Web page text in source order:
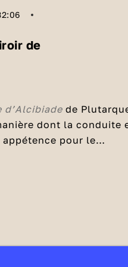
de
d’Alcibiade de
dont la conduite
pour le